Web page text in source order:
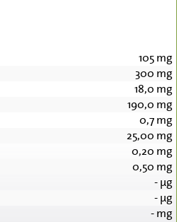
105mg
300 mg
18,0 mg
190,0 mg
0,7mg
25,00 mg
0,20 mg
0,50 mg
-µg
-µg
-mg